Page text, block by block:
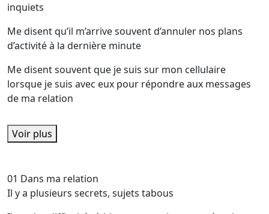
inquiets
Me disent qu’il m’arrive souvent d’annuler nos plans
d’activité à la dernière minute
Me disent souvent que je suis sur mon cellulaire
lorsque je suis avec eux pour répondre aux messages
de ma relation
Voir plus
01 Dans ma relation
Il y a plusieurs secrets, sujets tabous